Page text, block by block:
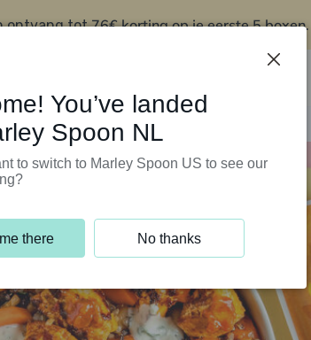
ontvang tot76€ korting op je eerste 5 boxen.
You’ve landed
Spoon NL
to switch to Marley Spoon US to see our
there No thanks